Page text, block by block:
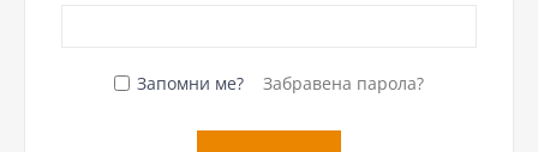
Запомни ме? Забравена парола?